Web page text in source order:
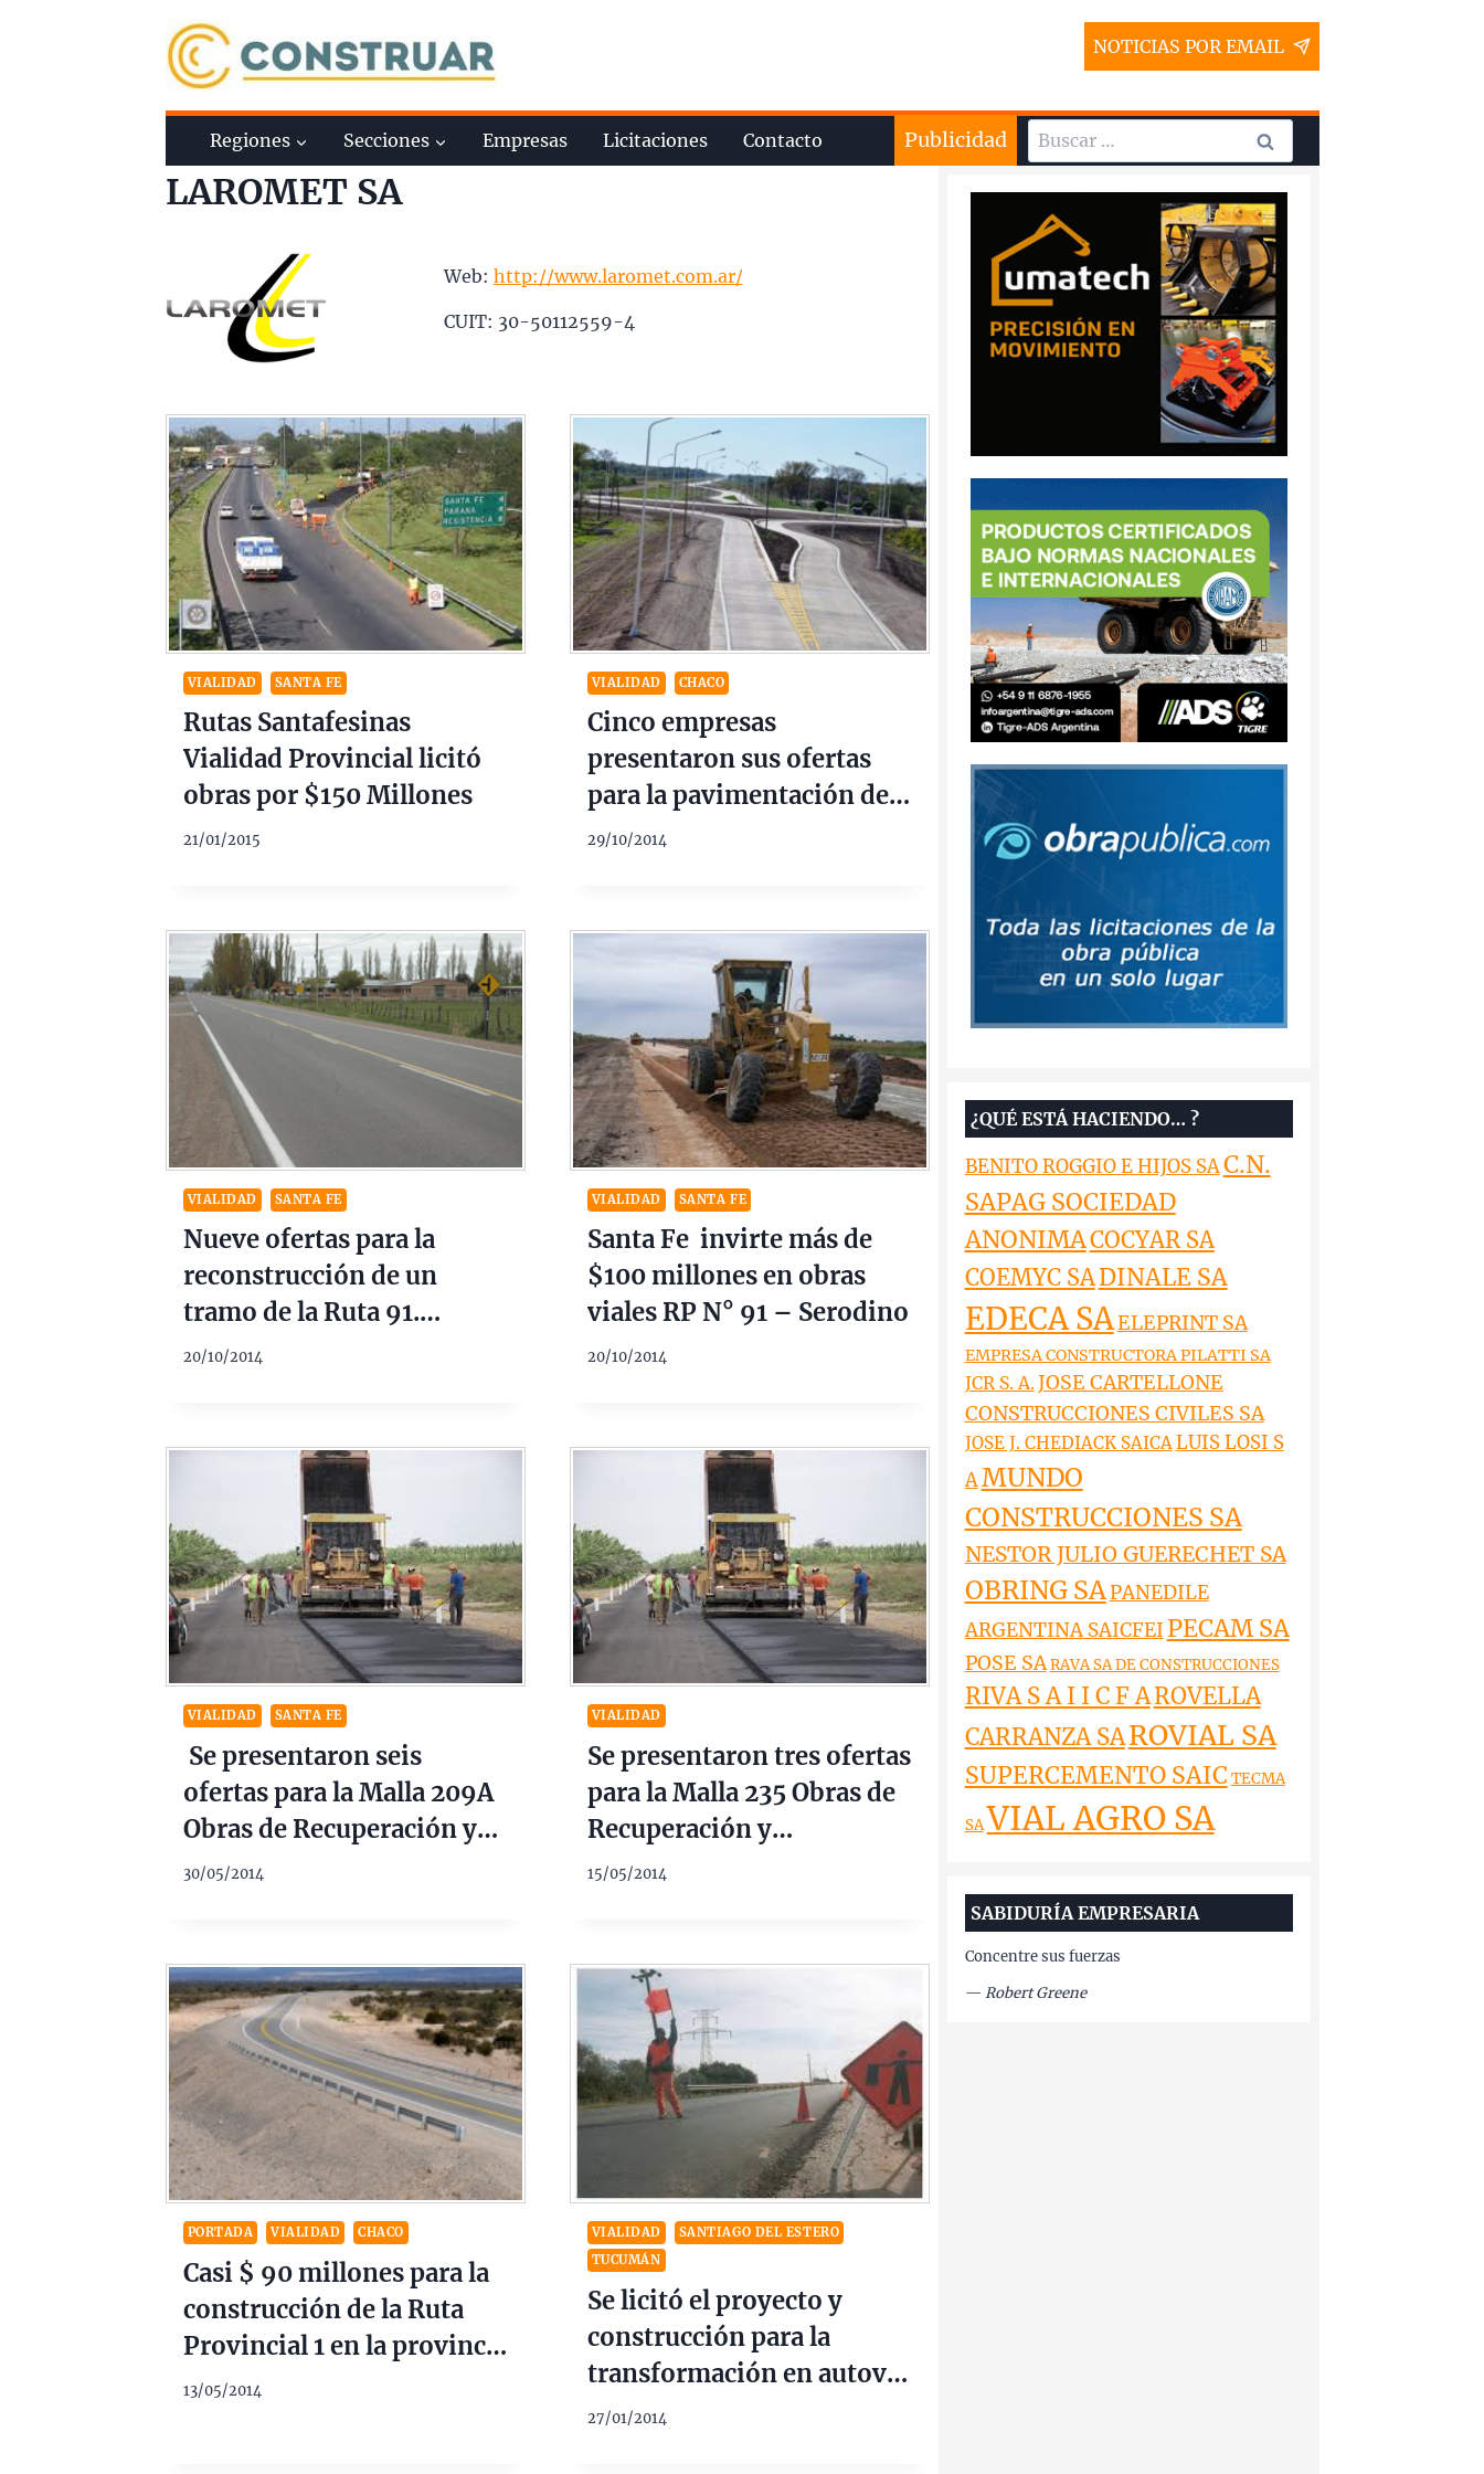
NOTICIAS POR EMAIL
Regiones Secciones Empresas Licitaciones Contacto Publicidad Buscar:
LAROMET SA
Web: http://www.laromet.com.ar/
CUIT: 30-50112559-4
VIALIDAD SANTA FE
Rutas Santafesinas
Vialidad Provincial licitó
obras por $150 Millones
21/01/2015
VIALIDAD CHACO
Cinco empresas
presentaron sus ofertas
para la pavimentación de
la Ruta Provincial Nº 9
29/10/2014
VIALIDAD SANTA FE
Nueve ofertas para la
reconstrucción de un
tramo de la Ruta 91.
$100/140 Millones.
20/10/2014
VIALIDAD SANTA FE
Santa Fe invirte más de
$100 millones en obras
viales RP N° 91 – Serodino
20/10/2014
VIALIDAD SANTA FE
ofertas para la Malla 209A
Obras de Recuperación y
Mantenimiento de la Ruta
Vialidad. $181 Millones
30/05/2014
VIALIDAD
Se presentaron tres ofertas
para la Malla 235 Obras de
Recuperación y
Mantenimiento de la Ruta
Vialidad. $278 Millones
15/05/2014
PORTADA VIALIDAD CHACO
Casi $ 90 millones para la
construcción de la Ruta
Provincial 1 en la provincia
de Chaco
13/05/2014
VIALIDAD
SANTIAGO DEL ESTERO
TUCUMÁN
Se licitó el proyecto y
construcción para la
transformación en autovía
de la ruta nacional Nº9,
27/01/2014
¿QUÉ ESTÁ HACIENDO… ?
BENITO ROGGIO E HIJOS SAC.N.
SAPAG SOCIEDAD
ANONIMACOCYAR SA
COEMYC SADINALE SA
EDECA SAELEPRINT SA
EMPRESA CONSTRUCTORA PILATTI SA
JCR S. A.JOSE CARTELLONE
CONSTRUCCIONES CIVILES SA
JOSE J. CHEDIACK SAICALUIS LOSI S
AMUNDO
CONSTRUCCIONES SA
NESTOR JULIO GUERECHET SA
OBRING SAPANEDILE
ARGENTINA SAICFEI PECAM SA
POSE SARAVA SA DE CONSTRUCCIONES
RIVA S A I I C F AROVELLA
CARRANZA SAROVIAL SA
SUPERCEMENTO SAIC TECMA
SAVIAL AGRO SA
SABIDURÍA EMPRESARIA
Concentre sus fuerzas
— Robert Greene